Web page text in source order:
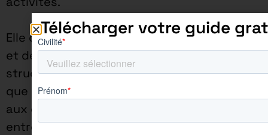
Elle dispose de la souplesse
et de la réactivité d’une
structure à taille humaine,
que ce soit pour répondre
aux demandes des
entreprises ou pour faire
Télécharger votre guide